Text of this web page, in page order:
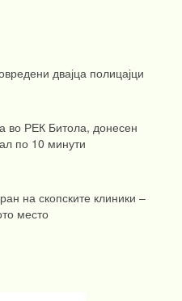
двајца полицајци
во РЕК Битола, донесен
по 10 минути
на скопските клиники –
место